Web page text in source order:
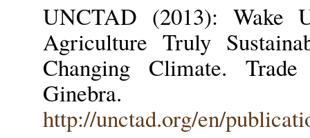
UNCTAD (2013):
Agriculture Truly
Changing Climate.
Ginebra.
http://unctad.org/en/